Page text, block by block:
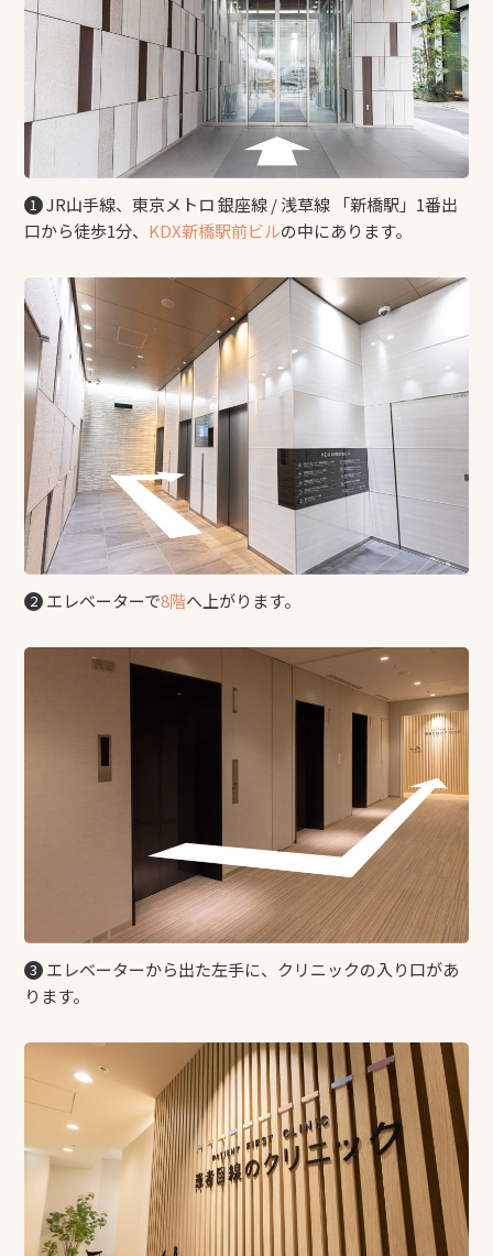
1 JR山手線、東京メトロ 銀座線 / 浅草線 「新橋駅」1番出
口から徒歩1分、 KDX新橋駅前ビルの中にあります。
2 エレベーターで8階へ上がります。
3 エレベーターから出た左手に、クリニックの入り口があ
ります。